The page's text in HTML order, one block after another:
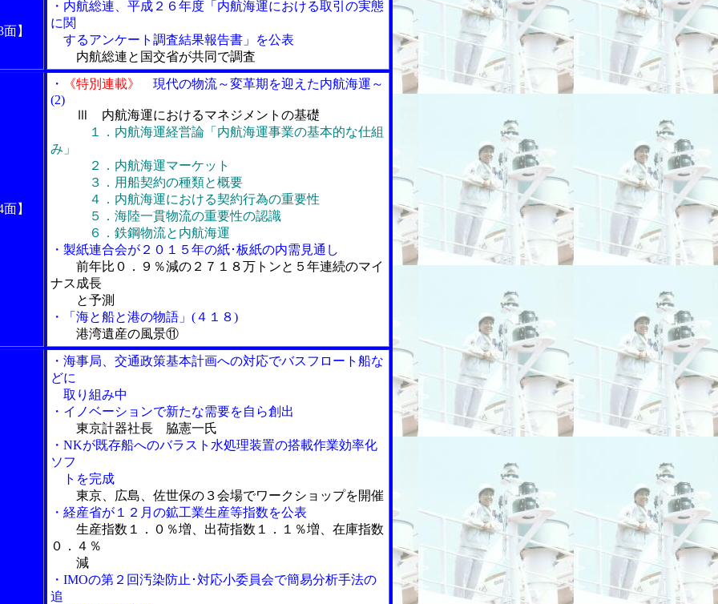
】
・内航総連、平成２６年度「内航海運における取引の実態
に関
するアンケート調査結果報告書」を公表
内航総連と国交省が共同で調査
】
・ 《特別連載》
現代の物流～変革期を迎えた内航海運～
(2)
Ⅲ 内航海運におけるマネジメントの基礎
１．内航海運経営論「内航海運事業の基本的な仕組
み」
２．内航海運マーケット
３．用船契約の種類と概要
４．内航海運における契約行為の重要性
５．海陸一貫物流の重要性の認識
６．鉄鋼物流と内航海運
・製紙連合会が２０１５年の紙･板紙の内需見通し
前年比０．９％減の２７１８万トンと５年連続のマイ
ナス成長
と予測
・「海と船と港の物語」(４１８)
港湾遺産の風景⑪
・海事局、交通政策基本計画への対応でバスフロート船な
どに
取り組み中
・イノベーションで新たな需要を自ら創出
東京計器社長 脇憲一氏
・NKが既存船へのバラスト水処理装置の搭載作業効率化
ソフ
トを完成
東京、広島、佐世保の３会場でワークショップを開催
・経産省が１２月の鉱工業生産等指数を公表
生産指数１．０％増、出荷指数１．１％増、在庫指数
０．４％
減
・IMOの第２回汚染防止･対応小委員会で簡易分析手法の
追